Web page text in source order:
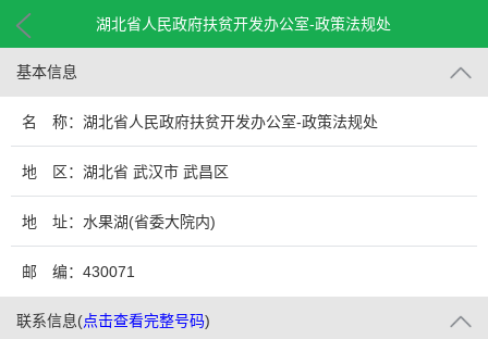
湖北省人民政府扶贫开发办公室-政策法规处
基本信息
名 称：湖北省人民政府扶贫开发办公室-政策法规处
地 区：湖北省 武汉市 武昌区
地 址：水果湖(省委大院内)
邮 编：430071
联系信息(点击查看完整号码)